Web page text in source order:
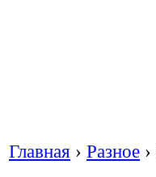
Главная › Разное ›